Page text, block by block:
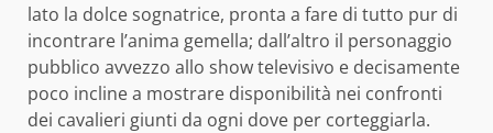
lato la dolce sognatrice, pronta a fare di tutto pur di
incontrare l’anima gemella; dall’altro il personaggio
pubblico avvezzo allo show televisivo e decisamente
poco incline a mostrare disponibilità nei confronti
dei cavalieri giunti da ogni dove per corteggiarla.